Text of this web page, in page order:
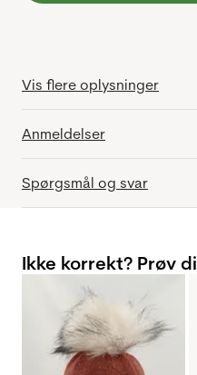
Vis flere oplysninger
Anmeldelser
Spørgsmål og svar
Ikke korrekt? Prøv